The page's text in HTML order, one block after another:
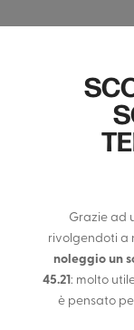
Grazie ad
rivolgendoti a
noleggio un
45.21: molto
è pensato